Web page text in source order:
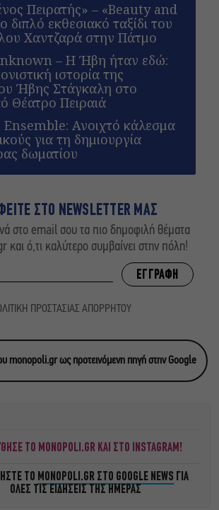
Πειρατής» – «Beauty and
διπλό εκθεσιακό ταξίδι του
Χαντζαρά στην Πάτμο
– Η Ήβη ήταν εδώ:
ιστορία της
Ήβης Στάγκαλη στο
Θέατρο Πειραιά
Ανοιχτό κάλεσμα
για τη δημιουργία
δωματίου
ΣΤΟ NEWSLETTER ΜΑΣ
στο email σου τα πιο δημοφιλή θέματα
και ό,τι καλύτερο συμβαίνει στην πόλη!
ΠΡΟΣΤΑΣΙΑΣ ΑΠΟΡΡΗΤΟΥ
monopoli.gr ως προτεινόμενη πηγή στην Google
ΤΟ MONOPOLI.GR ΚΑΙ ΣΤΟ INSTAGRAM!
ΤΟ MONOPOLI.GR ΣΤΟ GOOGLE NEWS ΓΙΑ
ΟΛΕΣ ΤΙΣ ΕΙΔΗΣΕΙΣ ΤΗΣ ΗΜΕΡΑΣ